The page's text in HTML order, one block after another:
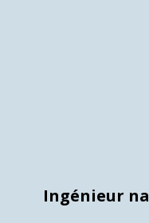
Ingénieur